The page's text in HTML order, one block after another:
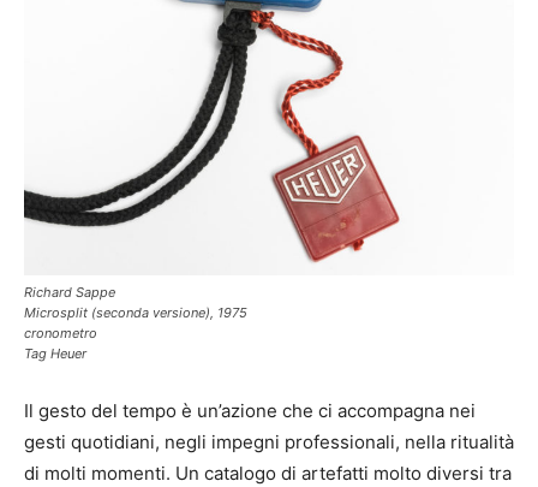
Richard Sappe
Microsplit (seconda versione), 1975
cronometro
Tag Heuer
Il gesto del tempo è un’azione che ci accompagna nei
gesti quotidiani, negli impegni professionali, nella ritualità
di molti momenti. Un catalogo di artefatti molto diversi tra